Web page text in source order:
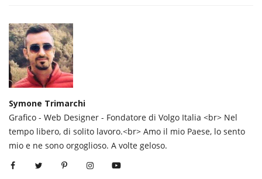
Symone Trimarchi
Grafico - Web Designer - Fondatore di Volgo Italia <br> Nel
tempo libero, di solito lavoro.<br> Amo il mio Paese, lo sento
mio e ne sono orgoglioso. A volte geloso.